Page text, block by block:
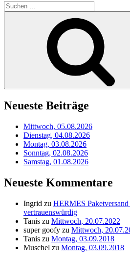
Suchen
nach:
Neueste Beiträge
Mittwoch, 05.08.2026
Dienstag, 04.08.2026
Montag, 03.08.2026
Sonntag, 02.08.2026
Samstag, 01.08.2026
Neueste Kommentare
Ingrid zu HERMES
vertrauenswürdig
Tanis zu Mittwoch, 20.07.2022
super goofy zu Mittwoch,
Tanis zu Montag, 03.09.2018
Muschel zu Montag, 03.09.2018